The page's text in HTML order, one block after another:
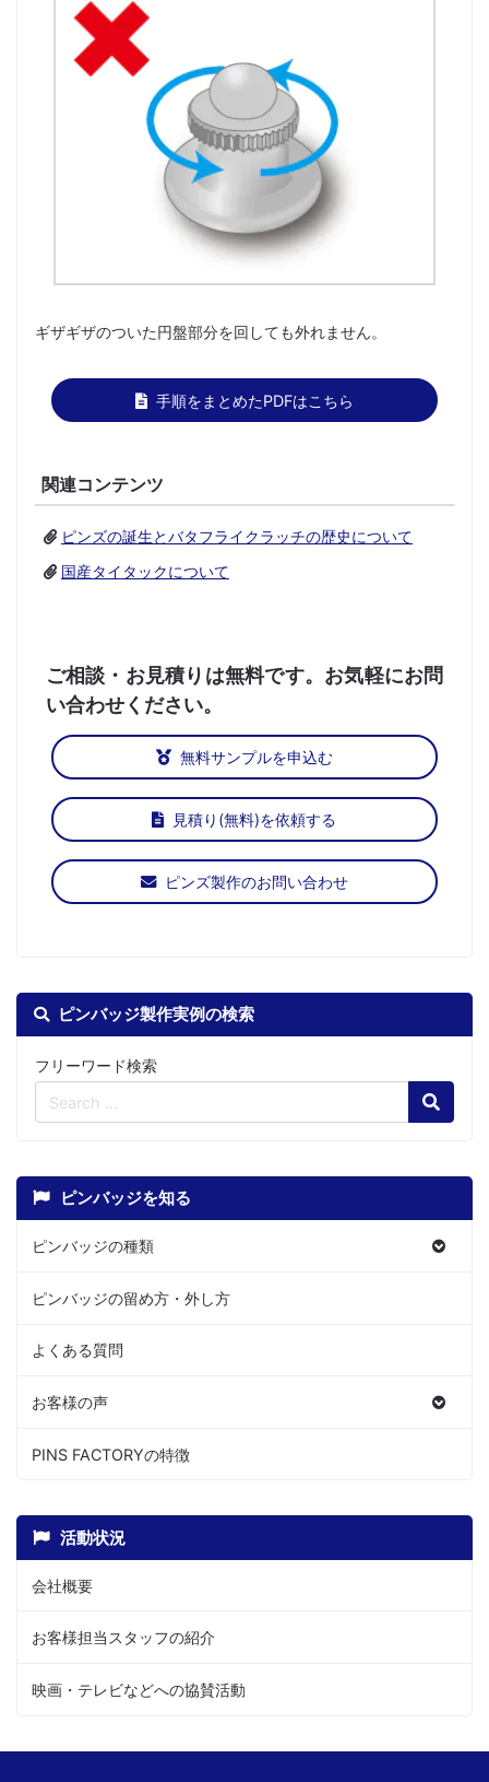
ピンバッジ製作実例の検索
フリーワード検索
Search
ピンバッジを知る
ピンバッジの種類
ピンバッジの留め方・外し方
よくある質問
お客様の声
PINS FACTORYの特徴
活動状況
会社概要
お客様担当スタッフの紹介
映画・テレビなどへの協賛活動
ギザギザのついた円盤部分を回しても外れません。
手順をまとめたPDFはこちら
関連コンテンツ
ピンズの誕生とバタフライクラッチの歴史について
国産タイタックについて
ご相談・お見積りは無料です。お気軽にお問
い合わせください。
無料サンプルを申込む
見積り(無料)を依頼する
ピンズ製作のお問い合わせ